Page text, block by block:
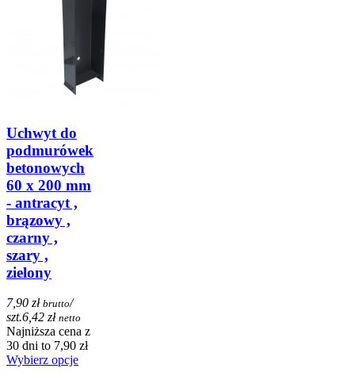
Uchwyt do
podmurówek
betonowych
60 x 200 mm
- antracyt ,
brązowy ,
czarny ,
szary ,
zielony
7,90 zł brutto/
szt.6,42 zł netto
Najniższa cena z
30 dni to 7,90 zł
Wybierz opcje